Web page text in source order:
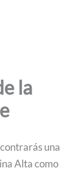
la
una
Alta como